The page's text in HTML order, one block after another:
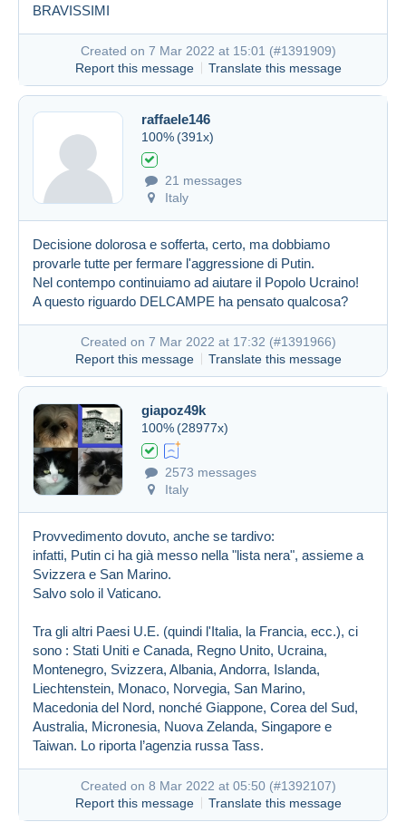
BRAVISSIMI
Created on 7 Mar 2022 at 15:01 (#1391909)
Report this message
Translate this message
raffaele146
100% (391x)
21 messages
Italy
Decisione dolorosa e sofferta, certo, ma dobbiamo
provarle tutte per fermare l'aggressione di Putin.
Nel contempo continuiamo ad aiutare il Popolo Ucraino!
A questo riguardo DELCAMPE ha pensato qualcosa?
Created on 7 Mar 2022 at 17:32 (#1391966)
Report this message
Translate this message
giapoz49k
100% (28977x)
2573 messages
Italy
Provvedimento dovuto, anche se tardivo:
infatti, Putin ci ha già messo nella "lista nera", assieme a
Svizzera e San Marino.
Salvo solo il Vaticano.
Tra gli altri Paesi U.E. (quindi l'Italia, la Francia, ecc.), ci
sono : Stati Uniti e Canada, Regno Unito, Ucraina,
Montenegro, Svizzera, Albania, Andorra, Islanda,
Liechtenstein, Monaco, Norvegia, San Marino,
Macedonia del Nord, nonché Giappone, Corea del Sud,
Australia, Micronesia, Nuova Zelanda, Singapore e
Taiwan. Lo riporta l’agenzia russa Tass.
Created on 8 Mar 2022 at 05:50 (#1392107)
Report this message
Translate this message